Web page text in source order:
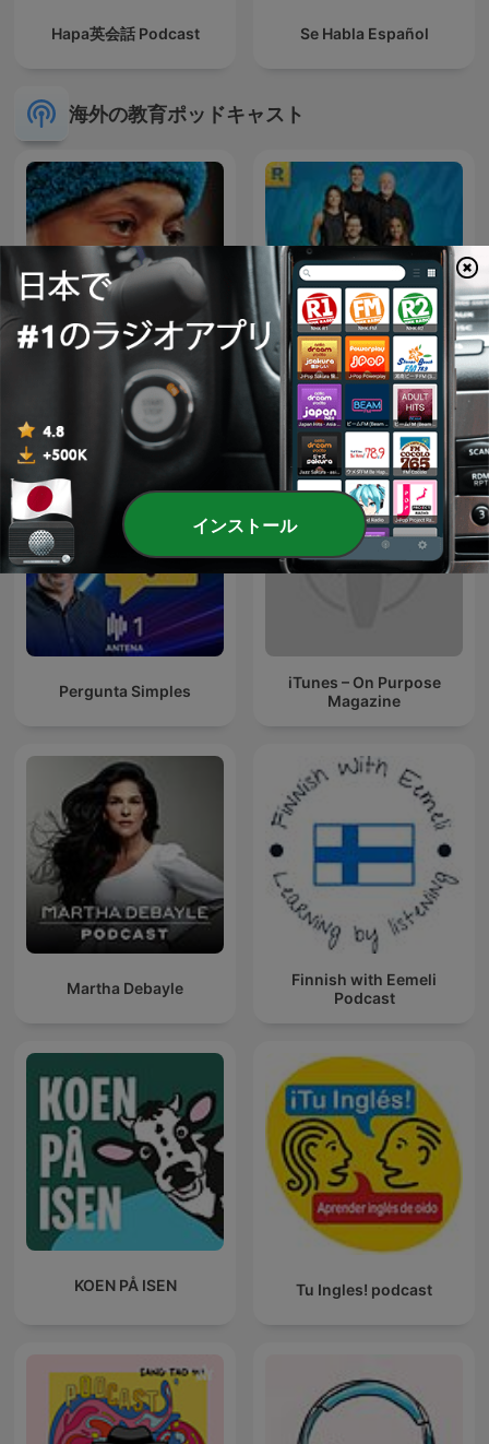
Hapa英会話 Podcast Se Habla Español
海外の教育ポッドキャスト
Osho Hindi Podcast The Ramsey Show
Pergunta Simples
iTunes – On Purpose
Magazine
Martha Debayle
Finnish with Eemeli
Podcast
KOEN PÅ ISEN Tu Ingles! podcast
インストール